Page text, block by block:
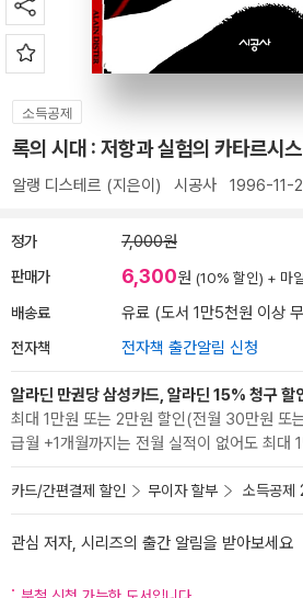
소득공제
록의 시대 : 저항과 실험의 카타르시스
알랭 디스테르 (지은이) 시공사 1996-11-
정가 7,000원
판매가 6,300원 (10% 할인) + 마
배송료 유료 (도서 1만5천원 이상
전자책 전자책 출간알림 신청
알라딘 만권당 삼성카드, 알라딘 15% 청구 할
최대 1만원 또는 2만원 할인(전월 30만원 또
급월 +1개월까지는 전월 실적이 없어도 최대
카드/간편결제 할인 무이자 할부 소득공제
관심 저자, 시리즈의 출간 알림을 받아보세요